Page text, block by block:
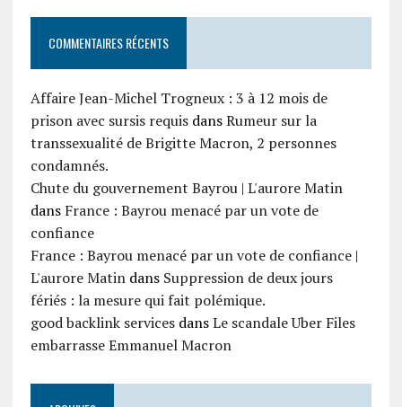
COMMENTAIRES RÉCENTS
Affaire Jean-Michel Trogneux : 3 à 12 mois de
prison avec sursis requisdansRumeur sur la
transsexualité de Brigitte Macron, 2 personnes
condamnés.
Chute du gouvernement Bayrou | L'aurore Matin
dans France : Bayrou menacé par un vote de
confiance
France : Bayrou menacé par un vote de confiance |
L'aurore Matindans Suppression de deux jours
fériés : la mesure qui fait polémique.
good backlink servicesdansLe scandale Uber Files
embarrasse Emmanuel Macron